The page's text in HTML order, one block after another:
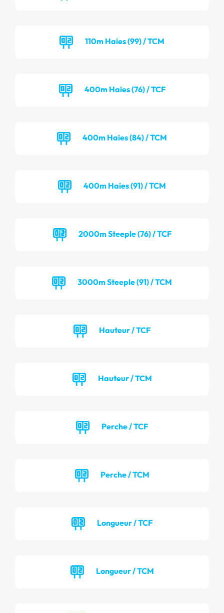
110m Haies (99) / TCM
400m Haies (76) / TCF
400m Haies (84) / TCM
400m Haies (91) / TCM
2000m Steeple (76) / TCF
3000m Steeple (91) / TCM
Hauteur / TCF
Hauteur / TCM
Perche / TCF
Perche / TCM
Longueur / TCF
Longueur / TCM